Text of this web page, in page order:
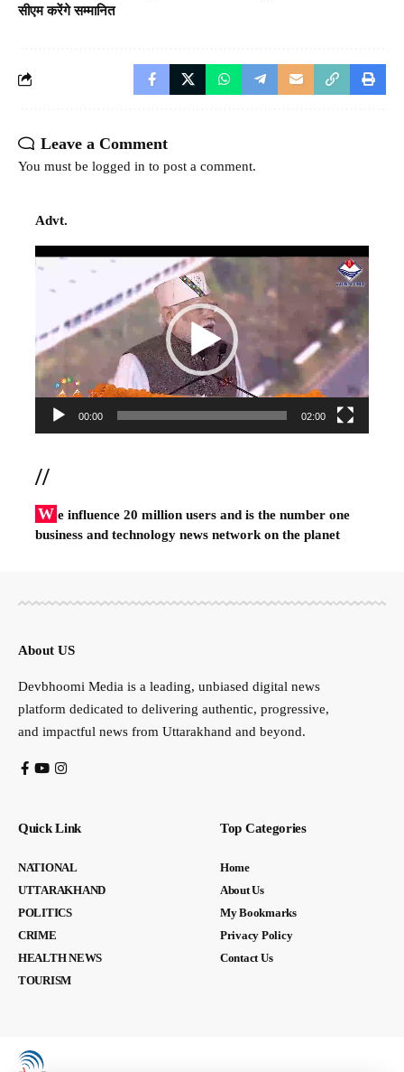
सीएम करेंगे सम्मानित
Leave a Comment
You must be logged in to post a comment.
Advt.
Video
00:00 02:00
//
W e influence 20 million users and is the number one
business and technology news network on the planet
About US
Devbhoomi Media is a leading, unbiased digital news
platform dedicated to delivering authentic, progressive,
and impactful news from Uttarakhand and beyond.
Quick Link
NATIONAL
UTTARAKHAND
POLITICS
CRIME
HEALTH NEWS
TOURISM
Top Categories
Home
About Us
My Bookmarks
Privacy Policy
Contact Us